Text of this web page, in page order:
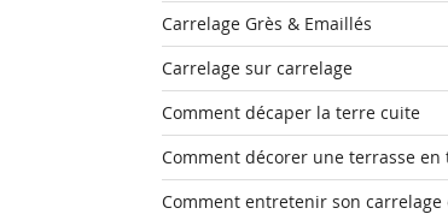
Carrelage Grès & Emaillés
Carrelage sur carrelage
Comment décaper la terre cuite
Comment décorer une terrasse en
Comment entretenir son carrelage